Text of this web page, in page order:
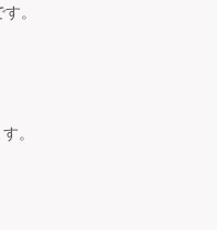
。
。